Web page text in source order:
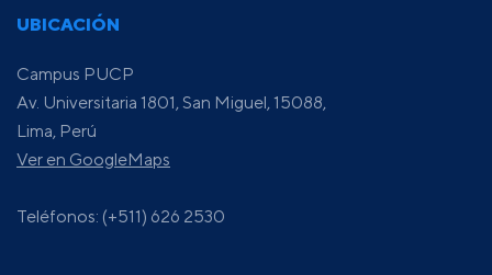
UBICACIÓN
Campus PUCP
Av. Universitaria 1801, San Miguel, 15088,
Lima, Perú
Ver en GoogleMaps
Teléfonos: (+511) 626 2530